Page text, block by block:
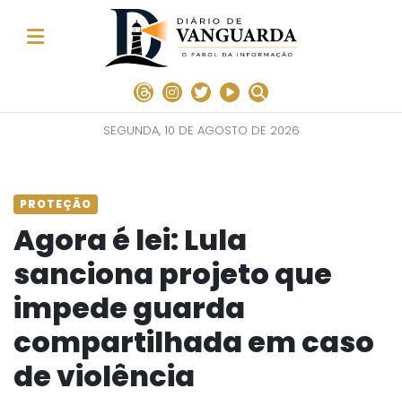
SEGUNDA, 10 DE AGOSTO DE 2026
PROTEÇÃO
Agora é lei: Lula
sanciona projeto que
impede guarda
compartilhada em caso
de violência